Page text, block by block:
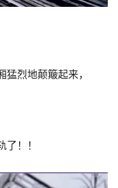
烈地颠簸起来，
！！